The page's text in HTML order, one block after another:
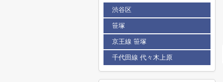
渋谷区
笹塚
京王線 笹塚
千代田線 代々木上原